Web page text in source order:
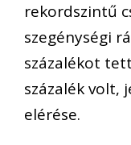
rekordszintű
szegénységi
százalékot
százalék volt,
elérése.